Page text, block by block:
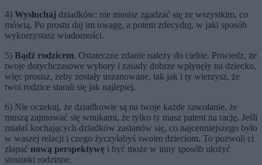
4) Wysłuchaj dziadków: nie musisz zgadzać się ze wszystkim, co
mówią. Po prostu daj im uwagę, a potem zdecyduj, w jaki sposób
wykorzystasz wiadomości.
5) Bądź rodzicem. Ostateczne zdanie należy do ciebie. Powiedz, że
twoje dotychczasowe wybory i zasady dobrze wpłynęły na dziecko,
więc prosisz, żeby zostały uszanowane, tak jak i ty wierzysz, że
twoi rodzice starali się jak najlepiej.
6) Nie oczekuj, że dziadkowie są na twoje każde zawołanie, że
muszą zajmować się wnukami, że tylko ty masz patent na rację. Jeśli
miałaś kochających dziadków zastanów się, co najcenniejszego było
w waszej relacji i czego życzyłabyś swoim dzieciom. To pozwoli ci
złapać nową perspektywę i być może w inny sposób ułożyć
stosunki rodzinne.